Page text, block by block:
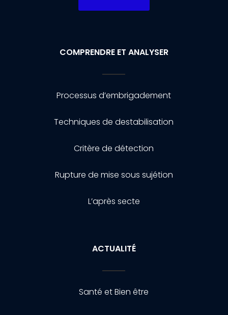
COMPRENDRE ET ANALYSER
Processus d’embrigadement
Techniques de destabilisation
Critère de détection
Rupture de mise sous sujétion
L’après secte
ACTUALITÉ
Santé et Bien être